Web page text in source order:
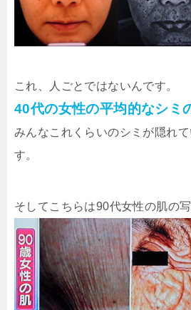
これ、人ごとではないんです。
40代の女性の平均的なシミ
みんなこれくらいのシミが隠れ
す。
そしてこちらは90代女性の肌の写